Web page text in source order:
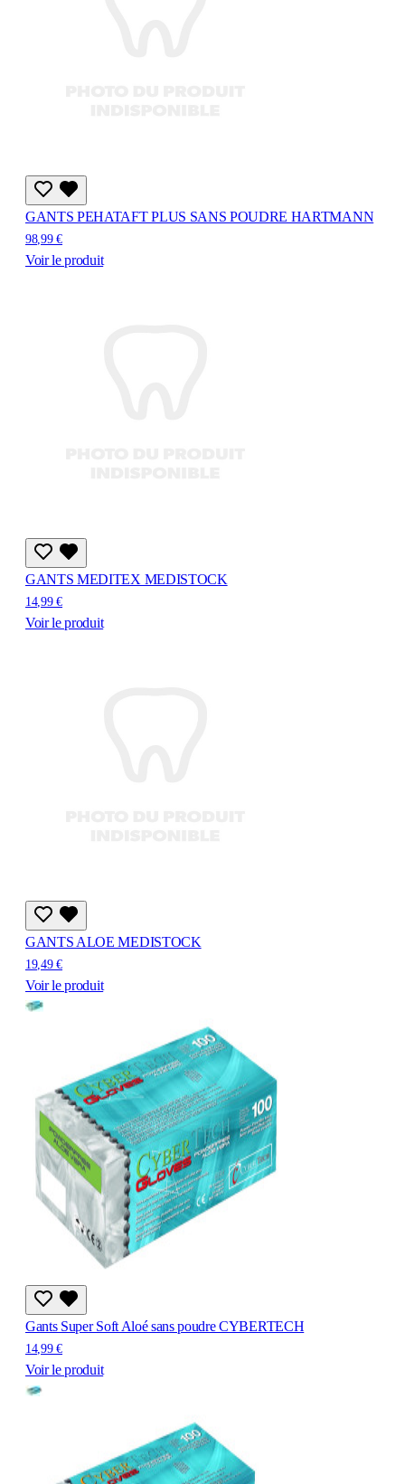
GANTS PEHATAFT PLUS SANS POUDRE HARTMANN
98,99 €
Voir le produit
GANTS MEDITEX MEDISTOCK
14,99 €
Voir le produit
GANTS ALOE MEDISTOCK
19,49 €
Voir le produit
Gants Super Soft Aloé sans poudre CYBERTECH
14,99 €
Voir le produit